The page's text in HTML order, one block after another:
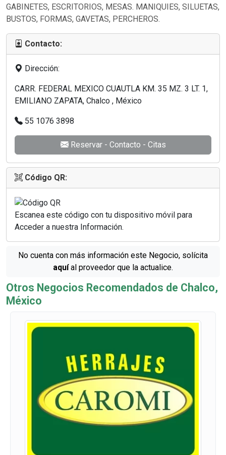
GABINETES, ESCRITORIOS, MESAS. MANIQUIES, SILUETAS,
BUSTOS, FORMAS, GAVETAS, PERCHEROS.
Contacto:
Dirección:
CARR. FEDERAL MEXICO CUAUTLA KM. 35 MZ. 3 LT. 1,
EMILIANO ZAPATA, Chalco , México
55 1076 3898
Reservar - Contacto - Citas
Código QR:
Escanea este código con tu dispositivo móvil para
Acceder a nuestra Información.
No cuenta con más información este Negocio, solícita
aquíal proveedor que la actualice.
Otros Negocios Recomendados de Chalco,
México